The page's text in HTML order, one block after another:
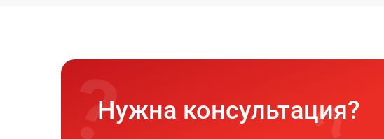
Нужна консультация?